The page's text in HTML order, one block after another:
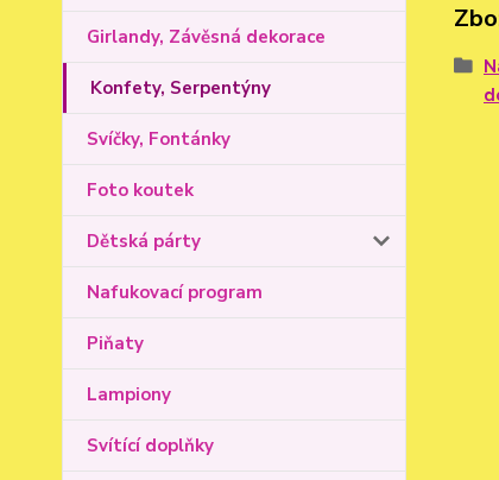
Girlandy, Závěsná dekorace
Konfety, Serpentýny
Svíčky, Fontánky
Foto koutek
Dětská párty
Nafukovací program
Piňaty
Lampiony
Svítící doplňky